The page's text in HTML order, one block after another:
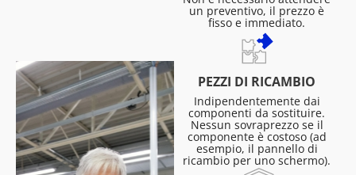
un preventivo, il prezzo è
fisso e immediato.
PEZZI DI RICAMBIO
Indipendentemente dai
componenti da sostituire.
Nessun sovraprezzo se il
componente è costoso (ad
esempio, il pannello di
ricambio per uno schermo).